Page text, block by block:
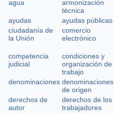
agua
armonización
técnica
ayudas ayudas públicas
ciudadanía de
la Unión
comercio
electrónico
competencia
judicial
condiciones y
organización de
trabajo
denominaciones denominaciones
de origen
derechos de
autor
derechos de los
trabajadores